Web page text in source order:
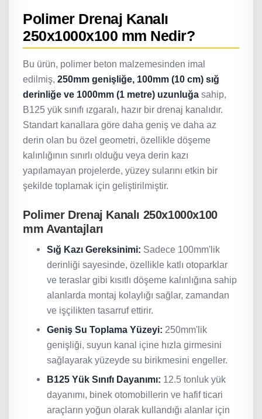
Polimer Drenaj Kanalı
250x1000x100 mm Nedir?
Bu ürün, polimer beton malzemesinden imal
edilmiş,250mm genişliğe, 100mm (10 cm) sığ
derinliğe ve 1000mm (1 metre) uzunluğa sahip,
B125 yük sınıfı ızgaralı, hazır bir drenaj kanalıdır.
Standart kanallara göre daha geniş ve daha az
derin olan bu özel geometri, özellikle döşeme
kalınlığının sınırlı olduğu veya derin kazı
yapılamayan projelerde, yüzey sularını etkin bir
şekilde toplamak için geliştirilmiştir.
Polimer Drenaj Kanalı 250x1000x100
mm Avantajları
Sığ Kazı Gereksinimi: Sadece 100mm'lik
derinliği sayesinde, özellikle katlı otoparklar
ve teraslar gibi kısıtlı döşeme kalınlığına sahip
alanlarda montaj kolaylığı sağlar, zamandan
ve işçilikten tasarruf ettirir.
Geniş Su Toplama Yüzeyi: 250mm'lik
genişliği, suyun kanal içine hızla girmesini
sağlayarak yüzeyde su birikmesini engeller.
B125 Yük Sınıfı Dayanımı: 12.5 tonluk yük
dayanımı, binek otomobillerin ve hafif ticari
araçların yoğun olarak kullandığı alanlar için